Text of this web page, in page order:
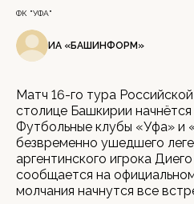
ФК "УФА"
ИА «БАШИНФОРМ»
Матч 16-го тура
столице Башкирии
Футбольные клубы «Уфа» и
безвременно ушедшего
аргентинского игрока
сообщается на
молчания начнутся все